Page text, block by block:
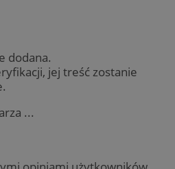
dodana.
jej treść zostanie
...